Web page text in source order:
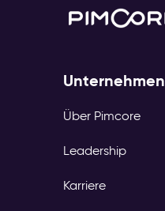
Unternehmen
Über Pimcore
Leadership
Karriere